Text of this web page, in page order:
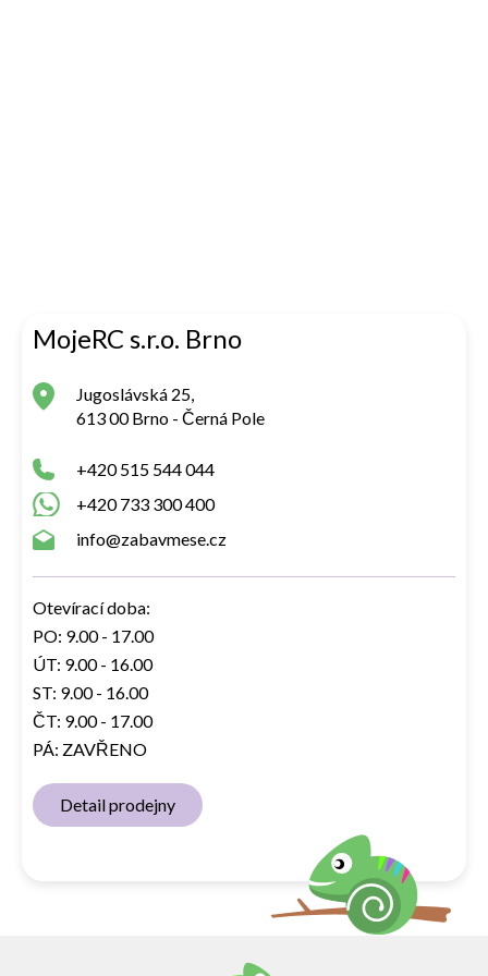
MojeRC s.r.o. Brno
Jugoslávská 25,
613 00 Brno - Černá Pole
+420 515 544 044
+420 733 300 400
info@zabavmese.cz
Otevírací doba:
PO: 9.00 - 17.00
ÚT: 9.00 - 16.00
ST: 9.00 - 16.00
ČT: 9.00 - 17.00
PÁ: ZAVŘENO
Detail prodejny